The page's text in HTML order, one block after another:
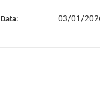
Data: 03/01/